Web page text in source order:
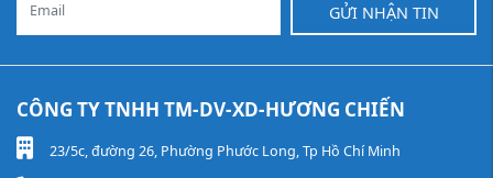
GỬI NHẬN TIN
CÔNG TY TNHH TM-DV-XD-HƯƠNG CHIẾN
23/5c, đường 26, Phường Phước Long, Tp Hồ Chí Minh